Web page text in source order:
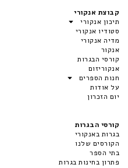
קבוצת אנקורי
תיכון אנקורי
סטודיו אנקורי
מדיה אנקורי
אנקור
קורסי הבגרות
אנקוריזום
חנות הספרים
על אודות
יום הזכרון
קורסי הבגרות
בגרות באנקורי
הקורסים שלנו
בתי הספר
פתרון בחינות בגרות